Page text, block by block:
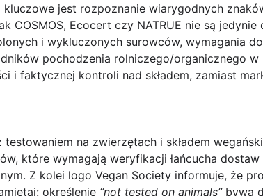
jest rozpoznanie wiarygodnych
COSMOS, Ecocert czy NATRUE nie są
i wykluczonych surowców, wymagania
pochodzenia rolniczego/organicznego
i faktycznej kontroli nad składem, zamiast
na zwierzętach i składem
które wymagają weryfikacji łańcucha
Z kolei logo Vegan Society informuje, że
określenie “not tested on animals”bywa